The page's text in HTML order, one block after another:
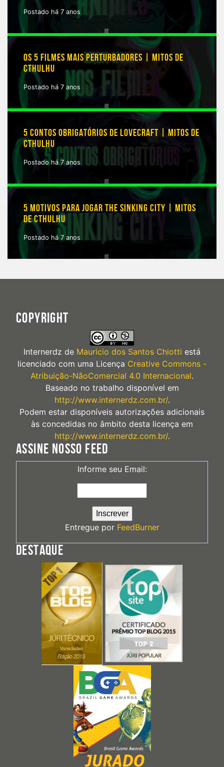
Postado há 7 anos
OS 5 FILMES MAIS PERTURBADORES | MITOS DE
CTHULHU
Postado há 7 anos
5 CONTOS OBRIGATÓRIOS DE LOVECRAFT | MITOS DE
CTHULHU
Postado há 7 anos
5 MOTIVOS PARA JOGAR THE SINKING CITY | MITOS
DE CTHULHU
Postado há 7 anos
COPYRIGHT
Internerdz de Mauricio dos Santos Chiotti está
licenciado com uma Licença Creative Commons -
Atribuição-NãoComercial 4.0 Internacional.
Baseado no trabalho disponível em
http://www.internerdz.com.br/.
Podem estar disponíveis autorizações adicionais
às concedidas no âmbito desta licença em
http://www.internerdz.com.br/.
ASSINE NOSSO FEED
Informe seu Email:
Entregue por FeedBurner
DESTAQUE